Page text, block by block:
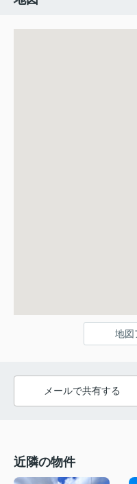
地図
メールで共有する
近隣の物件